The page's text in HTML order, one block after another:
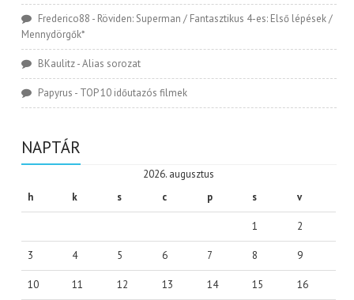
Frederico88 - Röviden: Superman / Fantasztikus 4-es: Első lépések /
Mennydörgők*
BKaulitz-Alias sorozat
Papyrus - TOP 10 időutazós filmek
NAPTÁR
2026. augusztus
h
k s c p s v
1 2
3 4 5 6 7 8 9
10 11 12 13 14 15 16